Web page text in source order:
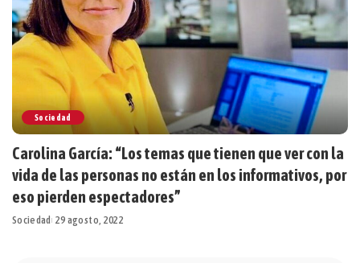
Sociedad
Carolina García: “Los temas que tienen que ver con la
vida de las personas no están en los informativos, por
eso pierden espectadores”
Sociedad 29 agosto, 2022